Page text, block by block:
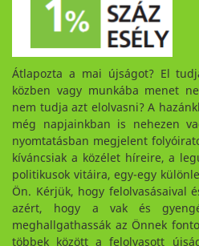
Átlapozta a mai újságot? El
közben vagy munkába menet
nem tudja azt elolvasni? A
még napjainkban is nehezen
nyomtatásban megjelent
kíváncsiak a közélet híreire, a
politikusok vitáira, egy-egy
Ön. Kérjük, hogy felolvasásaival
azért, hogy a vak és
meghallgathassák az Önnek
többek között a felolvasott